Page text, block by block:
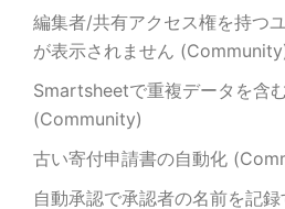
編集者/共有アクセス権を持つ
が表示されません
Smartsheetで重複データを含
(Community)
古い寄付申請書の自動化
自動承認で承認者の名前を記